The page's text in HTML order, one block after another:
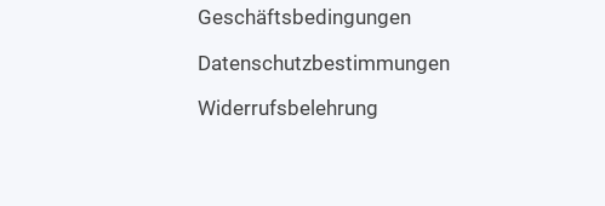
Geschäftsbedingungen
Datenschutzbestimmungen
Widerrufsbelehrung